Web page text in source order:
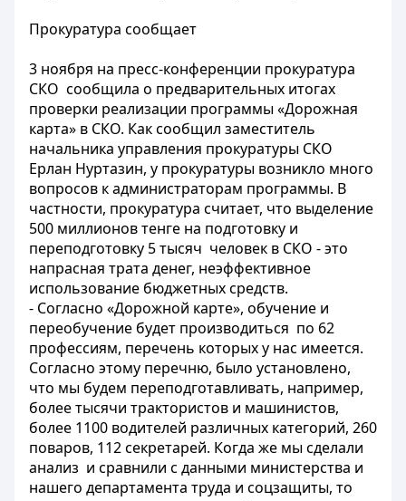
Прокуратура сообщает
3 ноября на пресс-конференции прокуратура
СКО сообщила о предварительных итогах
проверки реализации программы «Дорожная
карта» в СКО. Как сообщил заместитель
начальника управления прокуратуры СКО
Ерлан Нуртазин, у прокуратуры возникло много
вопросов к администраторам программы. В
частности, прокуратура считает, что выделение
500 миллионов тенге на подготовку и
переподготовку 5 тысяч человек в СКО - это
напрасная трата денег, неэффективное
использование бюджетных средств.
- Согласно «Дорожной карте», обучение и
переобучение будет производиться по 62
профессиям, перечень которых у нас имеется.
Согласно этому перечню, было установлено,
что мы будем переподготавливать, например,
более тысячи трактористов и машинистов,
более 1100 водителей различных категорий, 260
поваров, 112 секретарей. Когда же мы сделали
анализ и сравнили с данными министерства и
нашего департамента труда и соцзащиты, то